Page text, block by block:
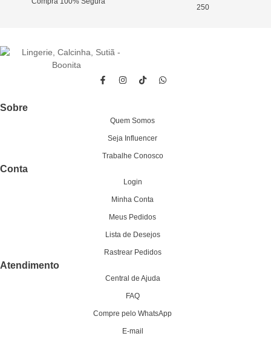
250
Sobre
Quem Somos
Seja Influencer
Trabalhe Conosco
Conta
Login
Minha Conta
Meus Pedidos
Lista de Desejos
Rastrear Pedidos
Atendimento
Central de Ajuda
FAQ
Compre pelo WhatsApp
E-mail